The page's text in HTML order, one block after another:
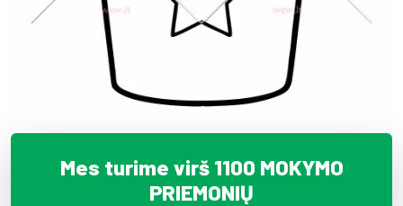
Mes turime virš 1100 MOKYMO
PRIEMONIŲ